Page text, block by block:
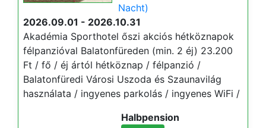
Nacht)
2026.09.01 - 2026.10.31
Akadémia Sporthotel őszi akciós hétköznapok
félpanzióval Balatonfüreden (min. 2 éj) 23.200
Ft / fő / éj ártól hétköznap / félpanzió /
Balatonfüredi Városi Uszoda és Szaunavilág
használata / ingyenes parkolás / ingyenes WiFi /
Halbpension